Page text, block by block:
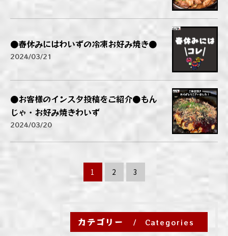
●春休みにはわいずの冷凍お好み焼き●
2024/03/21
●お客様のインスタ投稿をご紹介●もん
じゃ・お好み焼きわいず
2024/03/20
1 2 3
カテゴリー Categories